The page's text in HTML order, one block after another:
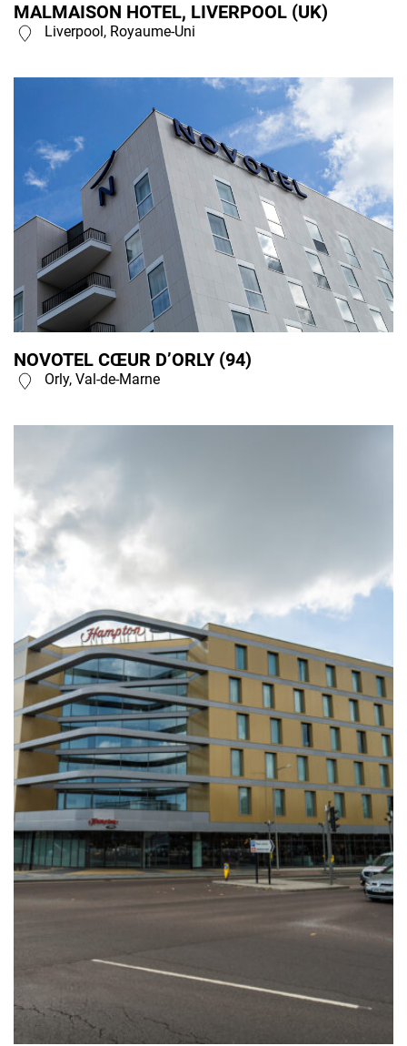
MALMAISON HOTEL, LIVERPOOL (UK)
Liverpool, Royaume-Uni
NOVOTEL CŒUR D’ORLY (94)
Orly, Val-de-Marne